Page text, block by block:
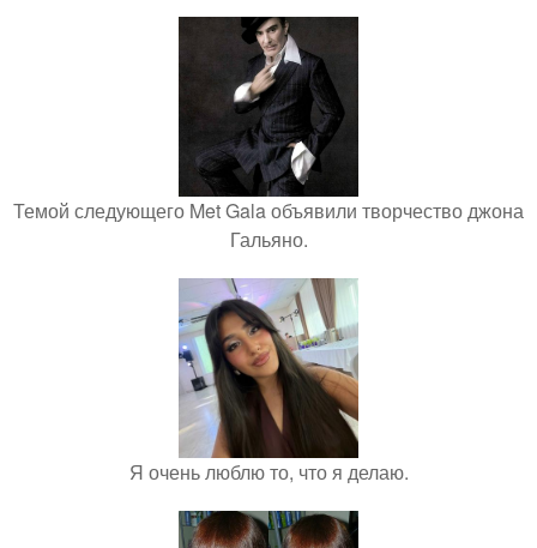
Темой следующего Met Gala объявили творчество джона
Гальяно.
Я очень люблю то, что я делаю.